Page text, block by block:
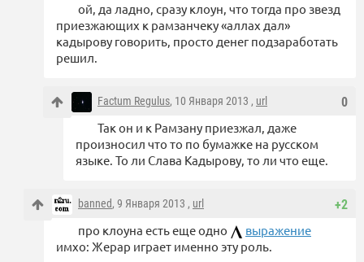
ой, да ладно, сразу клоун, что тогда про звезд
приезжающих к рамзанчеку «аллах дал»
кадырову говорить, просто денег подзаработать
решил.
0
Factum Regulus, 10 Января 2013 , url
Так он и к Рамзану приезжал, даже
произносил что то по бумажке на русском
языке. То ли Слава Кадырову, то ли что еще.
+2
banned, 9 Января 2013 , url
про клоуна есть еще одно
выражение
имхо: Жерар играет именно эту роль.